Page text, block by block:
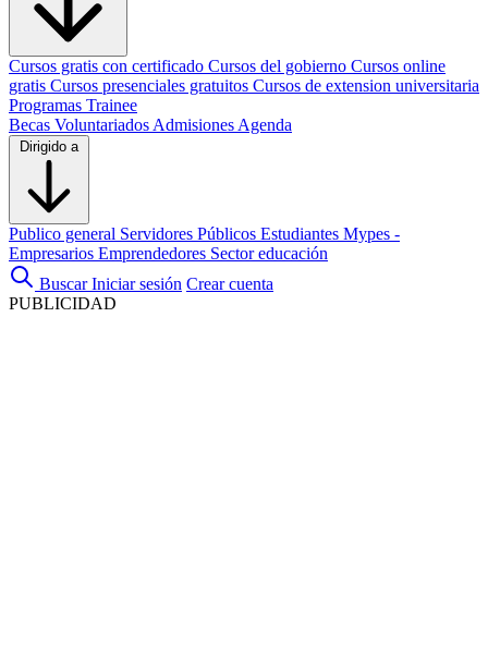
Cursos gratis con certificado Cursos del gobierno Cursos online
gratis Cursos presenciales gratuitos Cursos de extension universitaria
Programas Trainee
Becas Voluntariados Admisiones Agenda
Dirigido a
Publico general Servidores Públicos Estudiantes Mypes -
Empresarios Emprendedores Sector educación
Buscar Iniciar sesión Crear cuenta
PUBLICIDAD